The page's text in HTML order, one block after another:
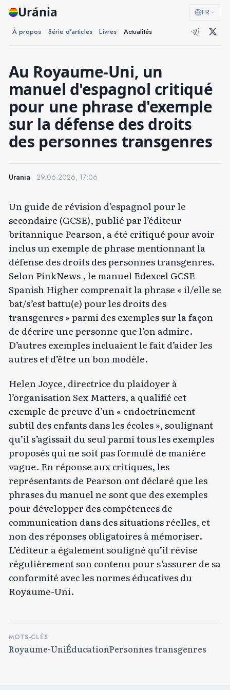
Uránia FR
À propos Série d’articles Livres Actualités
Au Royaume-Uni, un
manuel d'espagnol critiqué
pour une phrase d'exemple
sur la défense des droits
des personnes transgenres
Urania 29.06.2026, 17:06
Un guide de révision d’espagnol pour le
secondaire (GCSE), publié par l’éditeur
britannique Pearson, a été critiqué pour avoir
inclus un exemple de phrase mentionnant la
défense des droits des personnes transgenres.
SelonPinkNews, le manuel Edexcel GCSE
Spanish Higher comprenait la phrase « il/elle se
bat/s’est battu(e) pour les droits des
transgenres » parmi des exemples sur la façon
de décrire une personne que l’on admire.
D’autres exemples incluaient le fait d’aider les
autres et d’être un bon modèle.
Helen Joyce, directrice du plaidoyer à
l’organisation Sex Matters, a qualifié cet
exemple de preuve d’un « endoctrinement
subtil des enfants dans les écoles », soulignant
qu’il s’agissait du seul parmi tous les exemples
proposés qui ne soit pas formulé de manière
vague. En réponse aux critiques, les
représentants de Pearson ont déclaré que les
phrases du manuel ne sont que des exemples
pour développer des compétences de
communication dans des situations réelles, et
non des réponses obligatoires à mémoriser.
L’éditeur a également souligné qu’il révise
régulièrement son contenu pour s’assurer de sa
conformité avec les normes éducatives du
Royaume-Uni.
MOTS-CLÉS
Royaume-UniÉducationPersonnes transgenres